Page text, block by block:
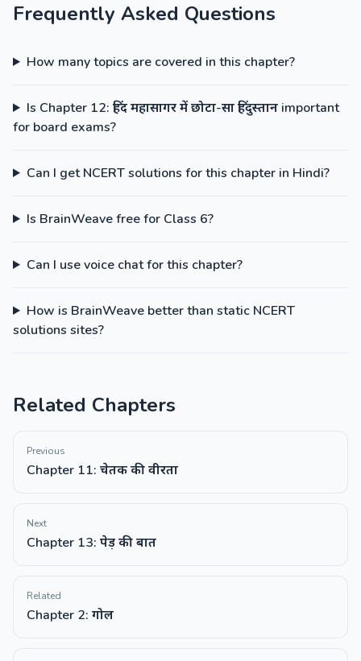
Frequently Asked Questions
How many topics are covered in this chapter?
Is Chapter 12: हिंद महासागर में छोटा-सा हिंदुस्तान important
for board exams?
Can I get NCERT solutions for this chapter in Hindi?
Is BrainWeave free for Class 6?
Can I use voice chat for this chapter?
How is BrainWeave better than static NCERT
solutions sites?
Related Chapters
Previous
Chapter 11: चेतक की वीरता
Next
Chapter 13: पेड़ की बात
Related
Chapter 2: गोल